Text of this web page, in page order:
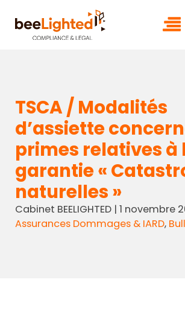
TSCA / Modalités
d’assiette
primes relatives à
garantie «
naturelles »
Cabinet BEELIGHTED| 1 novembre
Assurances Dommages & IARD,